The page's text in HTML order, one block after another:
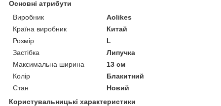
Основні атрибути
Виробник
Aolikes
Країна виробник
Китай
Розмір
L
Застібка
Липучка
Максимальна ширина
13 см
Колір
Блакитний
Стан
Новий
Користувальницькі характеристики